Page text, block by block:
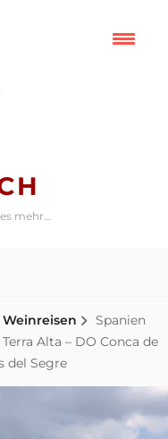
mehr…
Weinreisen
Spanien
Alta – DO Conca de
del Segre